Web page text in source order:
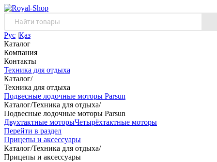
Рус |Қаз
Каталог
Компания
Контакты
Техника для отдыха
Каталог/
Техника для отдыха
Подвесные лодочные моторы Parsun
Каталог/Техника для отдыха/
Подвесные лодочные моторы Parsun
Двухтактные моторыЧетырёхтактные моторы
Перейти в раздел
Прицепы и аксессуары
Каталог/Техника для отдыха/
Прицепы и аксессуары